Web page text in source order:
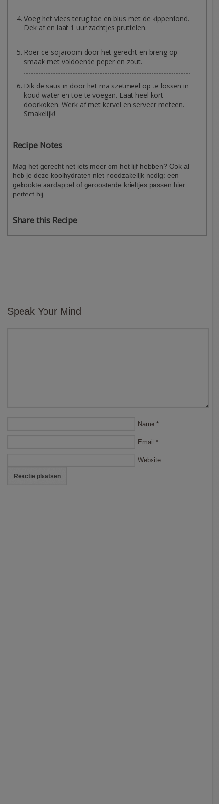
Voeg het vlees terug toe en blus met de kippenfond.
Dek af en laat 1 uur zachtjes pruttelen.
Roer de sojaroom door het gerecht en breng op
smaak met voldoende peper en zout.
Dik de saus in door het maïszetmeel op te lossen in
koud water en toe te voegen. Laat heel kort
doorkoken. Werk af met kervel en serveer meteen.
Smakelijk!
Recipe Notes
Mag het gerecht net iets meer om het lijf hebben? Ook al
heb je deze koolhydraten niet noodzakelijk nodig: een
gekookte aardappel of geroosterde krieltjes passen hier
perfect bij.
Share this Recipe
Speak Your Mind
Name *
Email *
Website